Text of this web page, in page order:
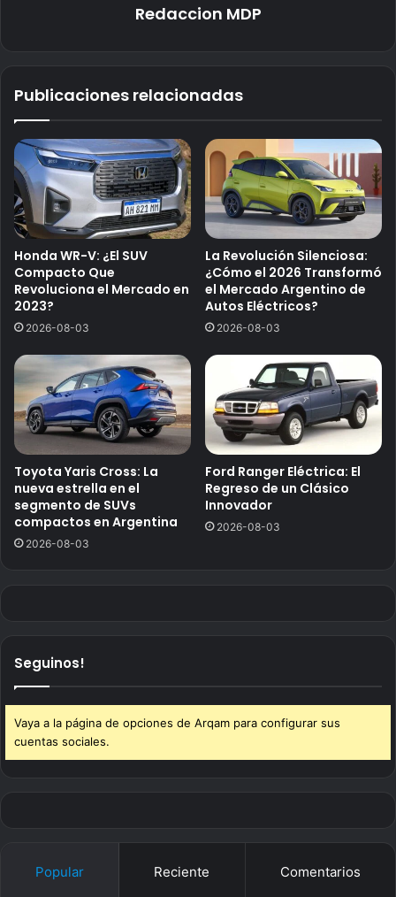
Redaccion MDP
Publicaciones relacionadas
Honda WR-V: ¿El SUV
Compacto Que
Revoluciona el Mercado en
2023?
2026-08-03
La Revolución Silenciosa:
¿Cómo el 2026 Transformó
el Mercado Argentino de
Autos Eléctricos?
2026-08-03
Toyota Yaris Cross: La
nueva estrella en el
segmento de SUVs
compactos en Argentina
2026-08-03
Ford Ranger Eléctrica: El
Regreso de un Clásico
Innovador
2026-08-03
Seguinos!
Vaya a la página de opciones de Arqam para configurar sus
cuentas sociales.
Popular Reciente Comentarios